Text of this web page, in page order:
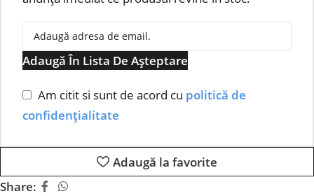
Adaugă În Lista De Așteptare
Am citit si sunt de acord cu politică de
confidențialitate
Adaugă la favorite
Share: